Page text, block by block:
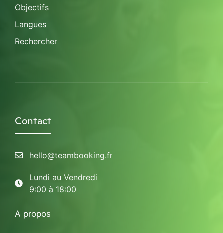
Objectifs
Langues
Rechercher
Contact
hello@teambooking.fr
Lundi au Vendredi
9:00 à 18:00
A propos